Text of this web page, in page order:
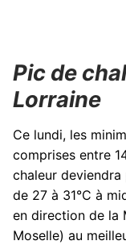
Pic de
Lorraine
Ce lundi, les
comprises entre
chaleur
de 27 à 31°C à
en direction de la
Moselle) au